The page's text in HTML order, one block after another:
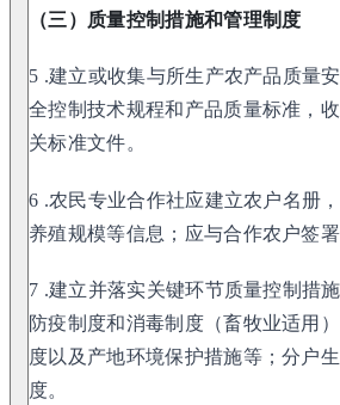
（三）质量控制措施和管理制度
5 .建立或收集与所生产农产品质量
全控制技术规程和产品质量标准，
关标准文件。
6 .农民专业合作社应建立农户名册
养殖规模等信息；应与合作农户签
7 .建立并落实关键环节质量控制措
防疫制度和消毒制度（畜牧业适用
度以及产地环境保护措施等；分户
度。